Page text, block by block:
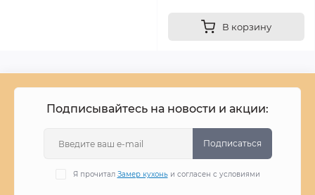
В корзину
Подписывайтесь на новости и акции:
Подписаться
Я прочитал Замер кухоньи согласен с условиями